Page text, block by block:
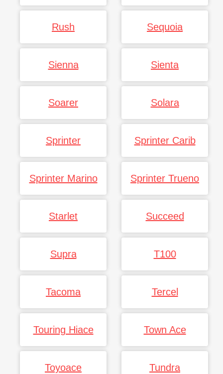
Rush Sequoia
Sienna Sienta
Soarer Solara
Sprinter Sprinter Carib
Sprinter Marino Sprinter Trueno
Starlet Succeed
Supra T100
Tacoma Tercel
Touring Hiace Town Ace
Toyoace Tundra